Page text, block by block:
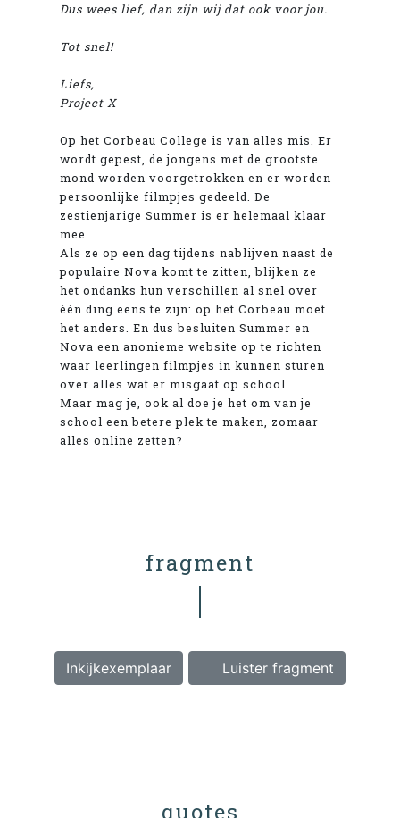
Dus wees lief, dan zijn wij dat ook voor jou.
Tot snel!
Liefs,
Project X
Op het Corbeau College is van alles mis. Er
wordt gepest, de jongens met de grootste
mond worden voorgetrokken en er worden
persoonlijke filmpjes gedeeld. De
zestienjarige Summer is er helemaal klaar
mee.
Als ze op een dag tijdens nablijven naast de
populaire Nova komt te zitten, blijken ze
het ondanks hun verschillen al snel over
één ding eens te zijn: op het Corbeau moet
het anders. En dus besluiten Summer en
Nova een anonieme website op te richten
waar leerlingen filmpjes in kunnen sturen
over alles wat er misgaat op school.
Maar mag je, ook al doe je het om van je
school een betere plek te maken, zomaar
alles online zetten?
fragment
Inkijkexemplaar Luister fragment
quotes